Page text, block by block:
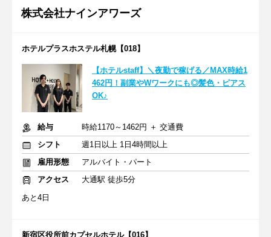
株式会社ナインアワーズ
ホテルプラスホステル札幌【018】
【ホテルstaff】＼夜勤で稼げる／MAX時給1
462円！副業やWワークにも◎髪色・ピアス
OK♪
給与
時給1170～1462円 ＋ 交通費
シフト
週1日以上 1日4時間以上
雇用形態
アルバイト・パート
アクセス
大通駅 徒歩5分
あと4日
新宿区役所前カプセルホテル【016】